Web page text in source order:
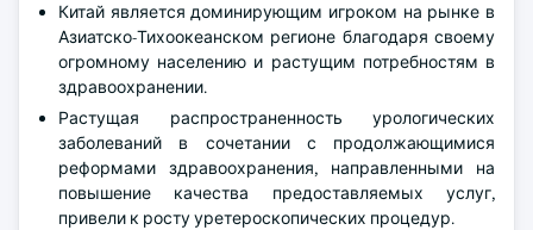
Китай является доминирующим игроком на рынке в
Азиатско-Тихоокеанском регионе благодаря своему
огромному населению и растущим потребностям в
здравоохранении.
Растущая распространенность урологических
заболеваний в сочетании с продолжающимися
реформами здравоохранения, направленными на
повышение качества предоставляемых услуг,
привели к росту уретероскопических процедур.